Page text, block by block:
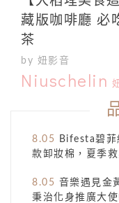
藏版咖啡廳 必
茶
by 妞影音
Niuschelin
8.05
Bifesta碧菲
款卸妝棉，夏季
8.05 音樂遇見金
秉治化身推廣大